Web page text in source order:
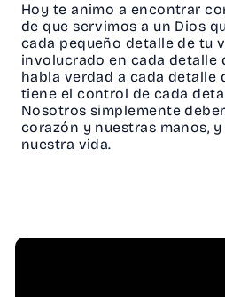
Hoy te animo a encontrar
de que servimos a un Dios
cada pequeño detalle de tu
involucrado en cada detalle
habla verdad a cada detalle
tiene el control de cada
Nosotros simplemente
corazón y nuestras manos,
nuestra vida.